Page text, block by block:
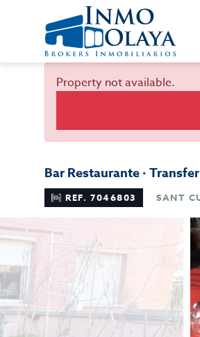
Property not available.
Bar Restaurante · Transfer
REF. 7046803 SANT